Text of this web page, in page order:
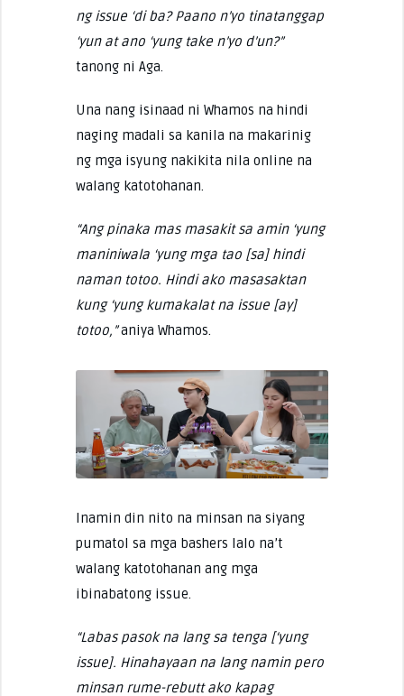
ng issue ‘di ba? Paano n’yo tinatanggap
‘yun at ano ‘yung take n’yo d’un?”
tanong ni Aga.
Una nang isinaad ni Whamos na hindi
naging madali sa kanila na makarinig
ng mga isyung nakikita nila online na
walang katotohanan.
“Ang pinaka mas masakit sa amin ‘yung
maniniwala ‘yung mga tao [sa] hindi
naman totoo. Hindi ako masasaktan
kung ‘yung kumakalat na issue [ay]
totoo,”aniya Whamos.
Inamin din nito na minsan na siyang
pumatol sa mga bashers lalo na’t
walang katotohanan ang mga
ibinabatong issue.
“Labas pasok na lang sa tenga [‘yung
issue]. Hinahayaan na lang namin pero
minsan rume-rebutt ako kapag